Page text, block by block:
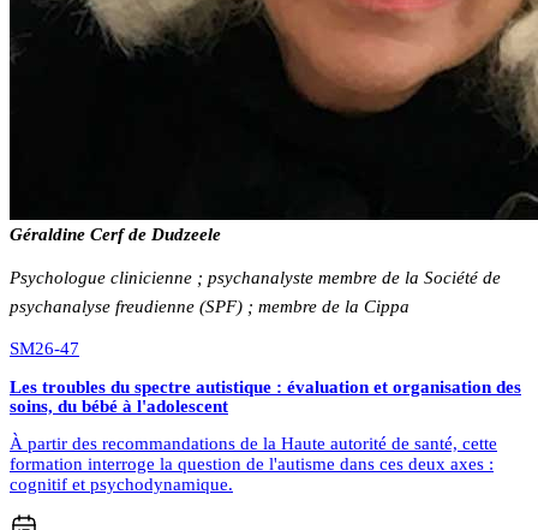
Géraldine Cerf de Dudzeele
Psychologue clinicienne ; psychanalyste membre de la Société de
psychanalyse freudienne (SPF) ; membre de la Cippa
SM26-47
Les troubles du spectre autistique : évaluation et organisation des
soins, du bébé à l'adolescent
À partir des recommandations de la Haute autorité de santé, cette
formation interroge la question de l'autisme dans ces deux axes :
cognitif et psychodynamique.